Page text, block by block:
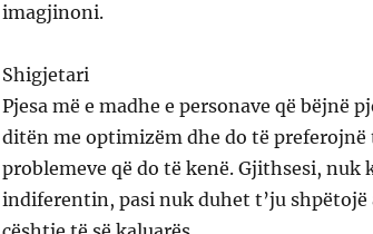
imagjinoni.
Shigjetari
Pjesa më e madhe e personave që bëjnë
ditën me optimizëm dhe do të
problemeve që do të kenë. Gjithsesi,
indiferentin, pasi nuk duhet t’ju shpëtojë